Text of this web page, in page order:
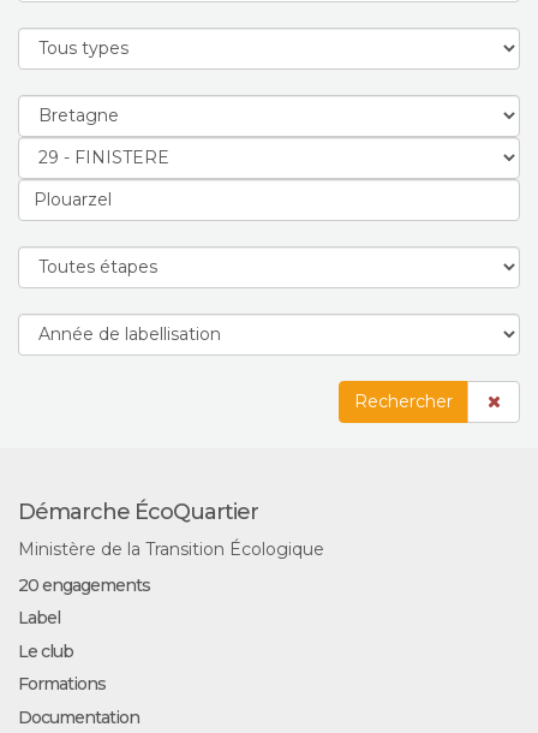
Rechercher
Démarche ÉcoQuartier
Ministère de la Transition Écologique
20 engagements
Label
Le club
Formations
Documentation